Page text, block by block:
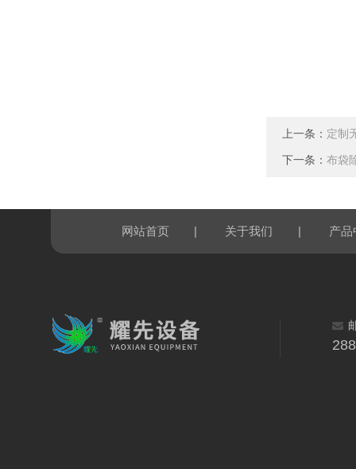
上一条： 定制
下一条： 布袋
网站首页 | 关于我们 | 产品